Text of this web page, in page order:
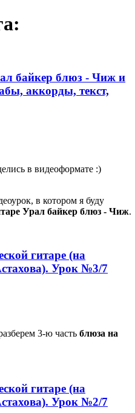
байкер блюз - Чиж и
аккорды, текст,
в видеоформате :)
в котором я буду
Урал байкер блюз - Чиж.
гитаре (на
Урок №3/7
3-ю часть блюза на
гитаре (на
Урок №2/7